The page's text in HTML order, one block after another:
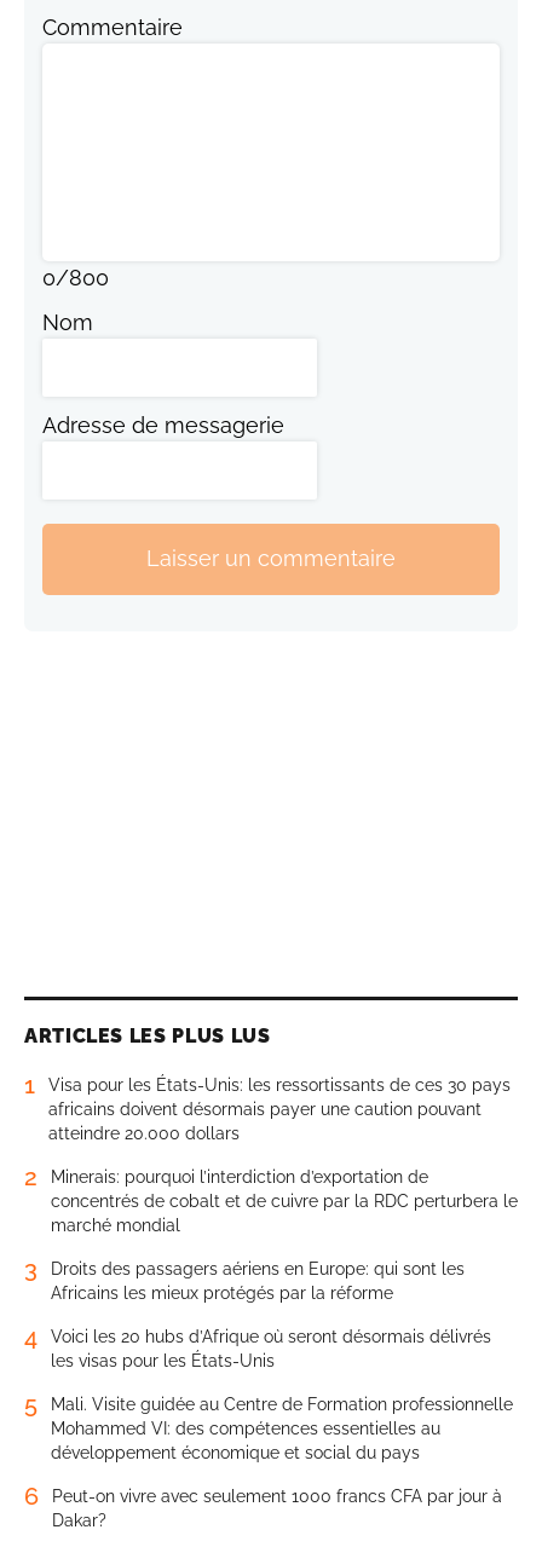
Commentaire
0/800
Nom
Adresse de messagerie
Laisser un commentaire
ARTICLES LES PLUS LUS
1
Visa pour les États-Unis: les ressortissants de ces 30 pays
africains doivent désormais payer une caution pouvant
atteindre 20.000 dollars
2
Minerais: pourquoi l’interdiction d’exportation de
concentrés de cobalt et de cuivre par la RDC perturbera le
marché mondial
3
Droits des passagers aériens en Europe: qui sont les
Africains les mieux protégés par la réforme
4
Voici les 20 hubs d’Afrique où seront désormais délivrés
les visas pour les États-Unis
5
Mali. Visite guidée au Centre de Formation professionnelle
Mohammed VI: des compétences essentielles au
développement économique et social du pays
6
Peut-on vivre avec seulement 1000 francs CFA par jour à
Dakar?